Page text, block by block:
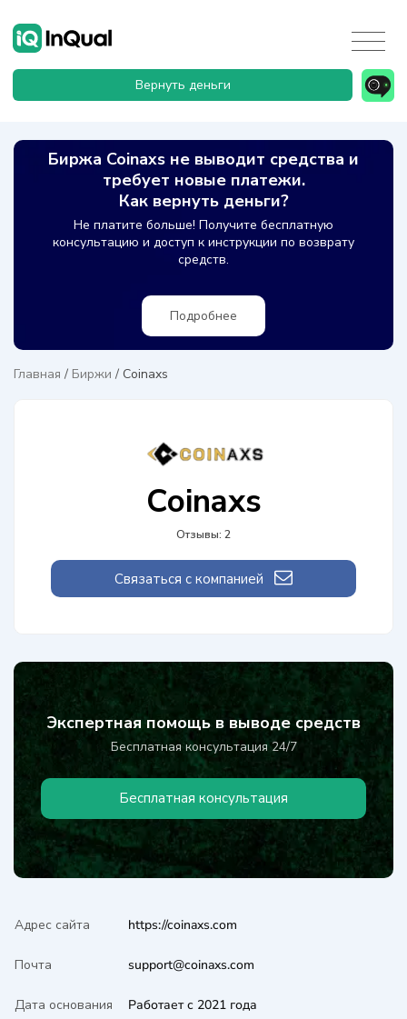
Вернуть деньги
Биржа Coinaxs не выводит средства и
требует новые платежи.
Как вернуть деньги?
Не платите больше! Получите бесплатную
консультацию и доступ к инструкции по возврату
средств.
Подробнее
Главная / Биржи / Coinaxs
Coinaxs
Отзывы: 2
Связаться с компанией
Экспертная помощь в выводе средств
Бесплатная консультация 24/7
Бесплатная консультация
Адрес сайта https://coinaxs.com
Почта support@coinaxs.com
Дата основания Работает с 2021 года